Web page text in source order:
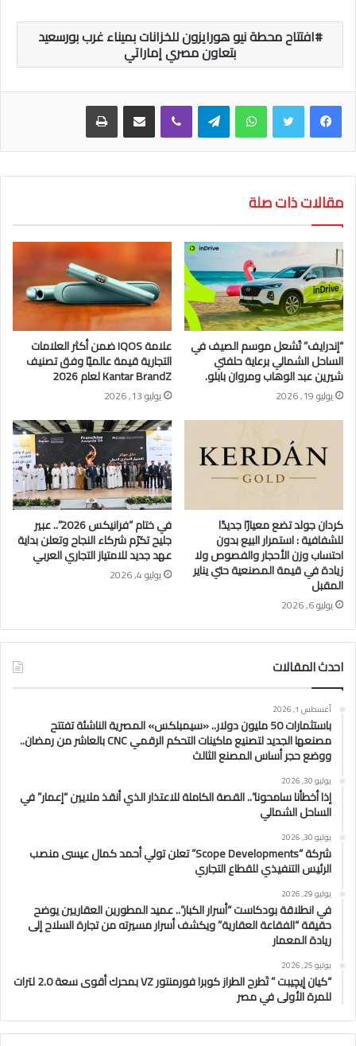
افتتاح محطة نيو هورايزون للخزانات بميناء غرب بورسعيد
بتعاون مصري إماراتي
واتساب تيلقرام
مقالات ذات صلة
“إندرايف” تُشعل موسم الصيف في
الساحل الشمالي برعاية حلفتي
شيرين عبد الوهاب ومروان بابلو.
يوليو 19, 2026
علامة IQOS ضمن أكثر العلامات
التجارية قيمة عالميًا وفق تصنيف
Kantar BrandZ لعام 2026
يوليو 13, 2026
كردان جولد تضع معيارًا جديدًا
للشفافية : استمرار البيع بدون
احتساب وزن الأحجار والفصوص ولا
زيادة في قيمة المصنعية حتي يناير
المقبل
يوليو 6, 2026
في ختام “فرانيكس 2026”.. عبير
جليح تكرّم شركاء النجاح وتعلن بداية
عهد جديد للامتياز التجاري العربي
يوليو 4, 2026
احدث المقالات
أغسطس 1, 2026
باستثمارات 50 مليون دولار.. «سيمبلكس» المصرية الناشئة تفتتح
مصنعها الجديد لتصنيع ماكينات التحكم الرقمي CNC بالعاشر من رمضان..
ووضع حجر أساس المصنع الثالث
يوليو 30, 2026
إذا أخطأنا سامحونا”.. القصة الكاملة للاعتذار الذي أنقذ ملايين “إعمار” في
الساحل الشمالي
يوليو 30, 2026
شركة “Scope Developments” تعلن تولي أحمد كمال عيسى منصب
الرئيس التنفيذي للقطاع التجاري
يوليو 29, 2026
في انطلاقة بودكاست “أسرار الكبار”.. عميد المطورين العقاريين يوضح
حقيقة “الفقاعة العقارية” ويكشف أسرار مسيرته من تجارة السلاح إلى
ريادة المعمار
يوليو 25, 2026
“كيان إيچيبت ” تَطرح الطراز كوبرا فورمنتور VZ بمحرك أقوى سعة 2.0 لترات
للمرة الأولى في مصر